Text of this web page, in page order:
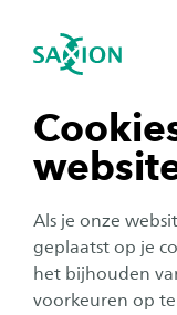
Als je onze
geplaatst op je
het bijhouden
voorkeuren op
Navigatie openen
tonen
tonen
tonen
sluiten